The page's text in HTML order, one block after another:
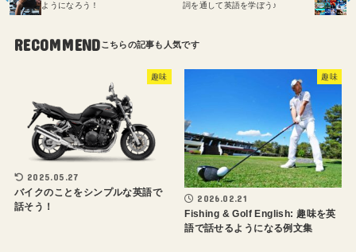
ようになろう！
詞を通して英語を学ぼう♪
RECOMMEND
趣味
2025.05.27
バイクのことをシンプルな英語で
話そう！
趣味
2026.02.21
Fishing & Golf English: 趣味を英
語で話せるようになる例文集